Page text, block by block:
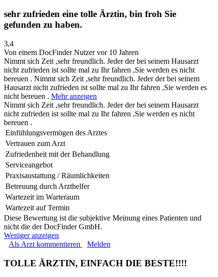
sehr zufrieden eine tolle Ärztin, bin froh Sie
gefunden zu haben.
3,4
Von einem DocFinder Nutzervor 10 Jahren
Nimmt sich Zeit ,sehr freundlich. Jeder der bei seinem Hausarzt
nicht zufrieden ist sollte mal zu Ihr fahren ,Sie werden es nicht
bereuen . Nimmt sich Zeit ,sehr freundlich. Jeder der bei seinem
Hausarzt nicht zufrieden ist sollte mal zu Ihr fahren ,Sie werden es
nicht bereuen . Mehr anzeigen
Nimmt sich Zeit ,sehr freundlich. Jeder der bei seinem Hausarzt
nicht zufrieden ist sollte mal zu Ihr fahren ,Sie werden es nicht
bereuen .
Einfühlungsvermögen des Arztes
Vertrauen zum Arzt
Zufriedenheit mit der Behandlung
Serviceangebot
Praxisaustattung / Räumlichkeiten
Betreuung durch Arzthelfer
Wartezeit im Warteraum
Wartezeit auf Termin
Diese Bewertung ist die subjektive Meinung eines Patienten und
nicht die der DocFinder GmbH.
Weniger anzeigen
Als Arzt kommentieren
Melden
TOLLE ÄRZTIN, EINFACH DIE BESTE!!!!